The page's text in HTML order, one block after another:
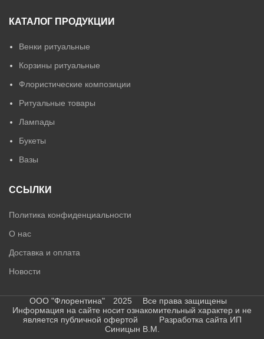
КАТАЛОГ ПРОДУКЦИИ
Венки ритуальные
Корзины ритуальные
Флористические композиции
Ритуальные товары
Лампады
Букеты
Вазы
ССЫЛКИ
Политика конфиденциальности
О нас
Доставка и оплата
Новости
ООО "Флорентина" 2025 Все права защищены
Информация на сайте носит ознакомительный характер и не
является публичной офертой Разработка сайта ИП
Синицын В.М.